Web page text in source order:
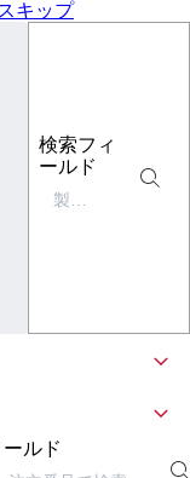
キップ
検索フィ
ールド
ルド